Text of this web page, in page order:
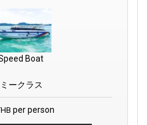
Boat
ークラス
per person